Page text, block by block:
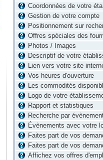
Coordonnées de votre
Gestion de votre compte
Positionnement sur
Offres spéciales des
Photos / Images
Descriptif de votre
Lien vers votre site
Vos heures d'ouverture
Les commodités
Logo de votre
Rapport et statistiques
Recherche par
Évènements avec votre
Faites part de vos
Faites part de vos
Affichez vos offres